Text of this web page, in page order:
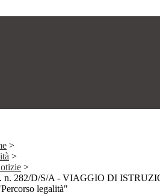
>
>
>
n. 282/D/S/A - VIAGGIO DI
legalità"